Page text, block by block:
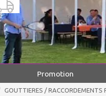
Promotion
GOUTTIERES / RACCORDEMENTS